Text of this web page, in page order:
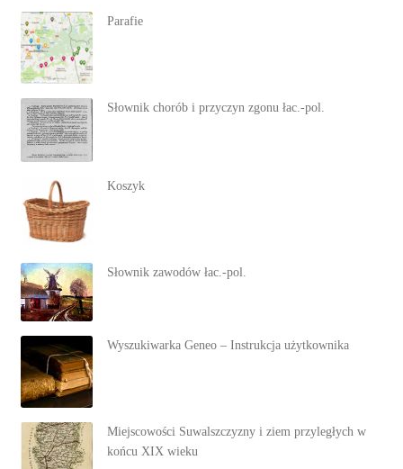
Parafie
Słownik chorób i przyczyn zgonu łac.-pol.
Koszyk
Słownik zawodów łac.-pol.
Wyszukiwarka Geneo – Instrukcja użytkownika
Miejscowości Suwalszczyzny i ziem przyległych w
końcu XIX wieku